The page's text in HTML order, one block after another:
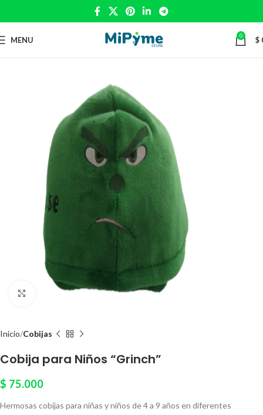
MENU 0 $
Click to enlarge
Inicio Cobijas
Cobija para Niños “Grinch”
$ 75.000
Hermosas cobijas para niñas y niños de 4 a 9 años en diferentes